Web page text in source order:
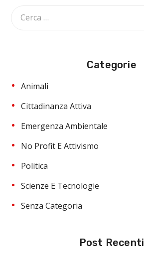
Categorie
Animali
Cittadinanza Attiva
Emergenza Ambientale
No Profit E Attivismo
Politica
Scienze E Tecnologie
Senza Categoria
Post Recenti